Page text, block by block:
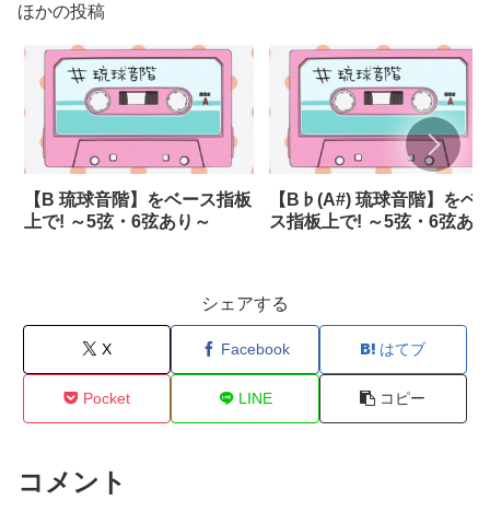
ほかの投稿
【B 琉球音階】をベース指板
上で! ～5弦・6弦あり～
【B♭(A#) 琉球音階】をベ
ス指板上で! ～5弦・6弦あり
シェアする
X Facebook はてブ
Pocket LINE コピー
コメント